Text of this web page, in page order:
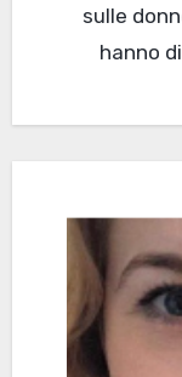
sulle
hanno